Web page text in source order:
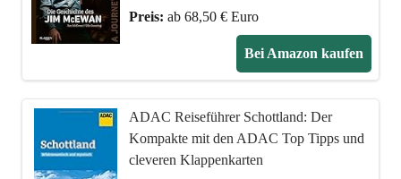
Preis: ab 68,50 € Euro
Bei Amazon kaufen
ADAC Reiseführer Schottland: Der
Kompakte mit den ADAC Top Tipps und
cleveren Klappenkarten